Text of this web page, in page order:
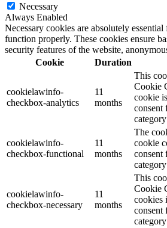
Necessary
Always Enabled
Necessary cookies are absolutely
function properly. These cookies ensure
security features of the website,
Cookie
Duration
cookielawinfo-
checkbox-analytics
11
months
This
Cookie
cookie
consent
cookielawinfo-
checkbox-functional
11
months
The
cookie
consent
cookielawinfo-
checkbox-necessary
11
months
This
Cookie
cookies
consent